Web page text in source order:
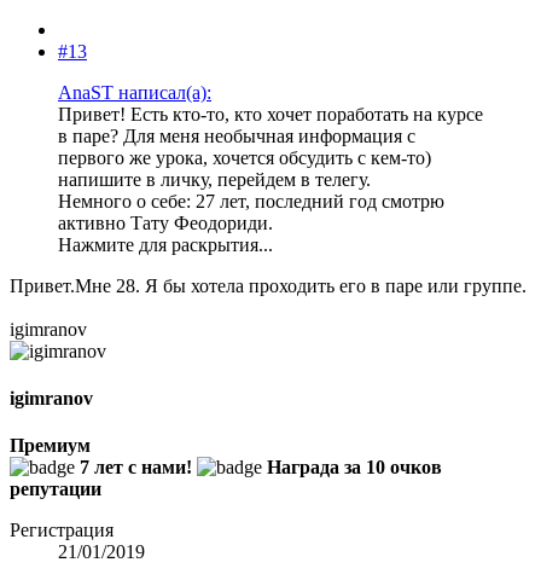
#13
AnaST написал(а):
Привет! Есть кто-то, кто хочет поработать на курсе
в паре? Для меня необычная информация с
первого же урока, хочется обсудить с кем-то)
напишите в личку, перейдем в телегу.
Немного о себе: 27 лет, последний год смотрю
активно Тату Феодориди.
Нажмите для раскрытия...
Привет.Мне 28. Я бы хотела проходить его в паре или группе.
igimranov
igimranov
Премиум
7 лет с нами!
Награда за 10 очков
репутации
Регистрация
21/01/2019